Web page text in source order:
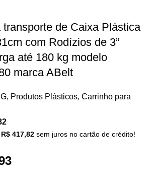
transporte de Caixa Plástica
com Rodízios de 3”
até 180 kg modelo
marca ABelt
, Produtos Plásticos, Carrinho para
R$ 417,82 sem juros no cartão de crédito!